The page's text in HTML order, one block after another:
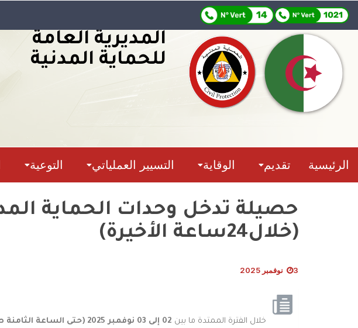
المديرية العامة
للحماية المدنية
الرئيسية تقديم الوقاية التسيير العملياتي التوعية
(خلال24ساعة الأخيرة)
3 نوفمبر 2025
خلال الفترة الممتدة ما بين 02 إلى 03 نوفمبر 2025 (حتى الساعة الثامنة